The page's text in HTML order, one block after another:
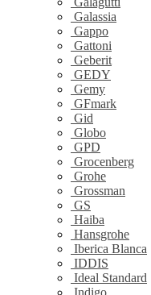
Galassia
Gappo
Gattoni
Geberit
GEDY
Gemy
GFmark
Gid
Globo
GPD
Grocenberg
Grohe
Grossman
GS
Haiba
Hansgrohe
Iberica Blanca
IDDIS
Ideal Standard
Indigo